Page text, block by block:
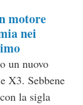
motore
nei
un nuovo
X3. Sebbene
la sigla